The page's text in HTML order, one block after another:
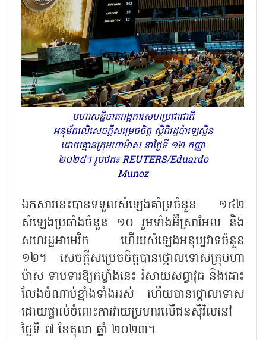
មហាសន្និបាតអង្គការសហប្រជាជាតិ
អនុម័តលើសេចក្តីសម្រេចចិត្ត ស្តីពីរដ្ឋប៉ាឡេស្ទីន
ដោយគ្មានក្រុមហាម៉ាស នាថ្ងៃទី ១២ កញ្ញា
២០២៥។ រូបថត៖ REUTERS/Eduardo
Munoz
ឯកសារនេះបានទទួលសំឡេងគាំទ្រចំនួន ១៤២
សំឡេងប្រឆាំងចំនួន ១០ រួមទាំងអ៊ីស្រាអែល និង
សហរដ្ឋអាមេរិក ហើយសំឡេងអនុប្បវាទចំនួន
១២។ សេចក្តីសម្រេចចិត្តបានថ្កោលទោសក្រុមហា
ម៉ាស ទាមទារឱ្យកម្លាំងនេះ រំសាយសព្វាវុធ និងដោះ
លែងចំណាប់ខ្មាំងទាំងអស់ ហើយបានថ្កោលទោស
ដោយផ្ទាល់ចំពោះការវាយប្រហារលើជនស៊ីវិលនៅ
ថ្ងៃទី ៧ ខែតុលា ឆ្នាំ ២០២៣។